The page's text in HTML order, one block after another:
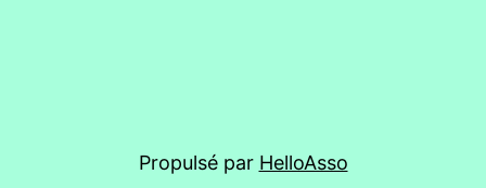
Propulsé par HelloAsso